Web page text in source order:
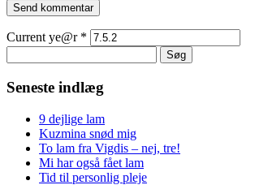
Current ye@r *
efter:
Seneste indlæg
9 dejlige lam
Kuzmina snød mig
To lam fra Vigdis – nej, tre!
Mi har også fået lam
Tid til personlig pleje